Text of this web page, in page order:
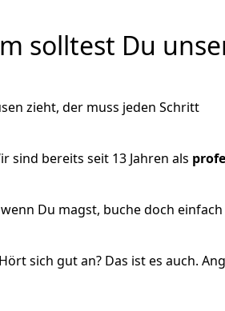
solltest Du
zieht, der muss jeden Schritt
sind bereits seit 13 Jahren als
Du magst, buche doch
sich gut an? Das ist es auch.